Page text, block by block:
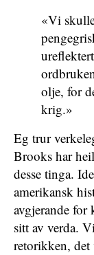
«Vi
olje, for
krig.»
Eg trur
Brooks har
desse tinga.
amerikansk
avgjerande
sitt av verda.
retorikken,